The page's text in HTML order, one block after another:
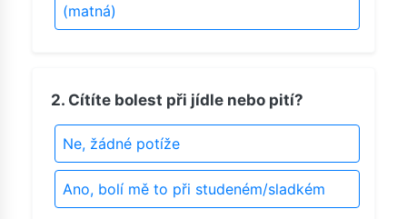
(matná)
2. Cítíte bolest při jídle nebo pití?
Ne, žádné potíže
Ano, bolí mě to při studeném/sladkém